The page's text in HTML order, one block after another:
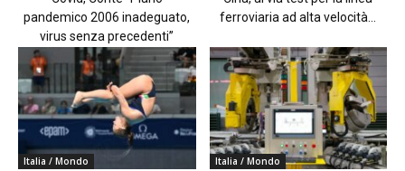
pandemico 2006 inadeguato,
virus senza precedenti”
ferroviaria ad alta velocità...
Italia / Mondo Italia / Mondo